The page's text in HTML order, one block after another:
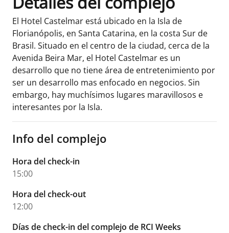
El Hotel Castelmar está ubicado en la Isla de
Florianópolis, en Santa Catarina, en la costa Sur de
Brasil. Situado en el centro de la ciudad, cerca de la
Avenida Beira Mar, el Hotel Castelmar es un
desarrollo que no tiene área de entretenimiento por
ser un desarrollo mas enfocado en negocios. Sin
embargo, hay muchísimos lugares maravillosos e
interesantes por la Isla.
Info del complejo
Hora del check-in
15:00
Hora del check-out
12:00
Días de check-in del complejo de RCI Weeks